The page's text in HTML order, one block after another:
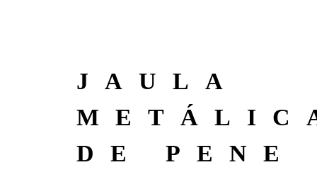
JAULA
DE PENE